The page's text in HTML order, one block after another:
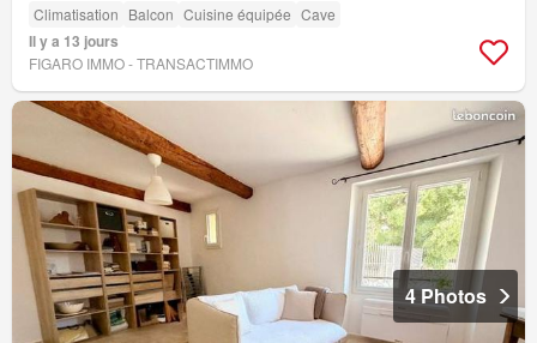
Climatisation Balcon Cuisine équipée Cave
Il y a 13 jours
FIGARO IMMO - TRANSACTIMMO
4 Photos